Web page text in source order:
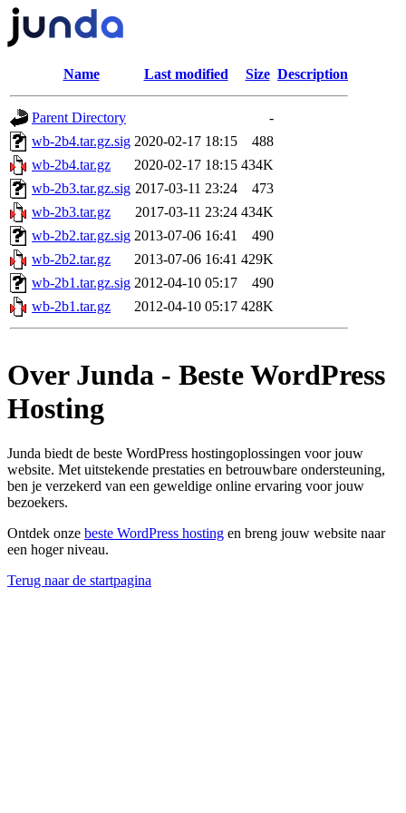
Name Last modified Size Description
Parent Directory
-
wb-2b4.tar.gz.sig 2020-02-17 18:15
488
wb-2b4.tar.gz
2020-02-17 18:15 434K
wb-2b3.tar.gz.sig 2017-03-11 23:24
473
wb-2b3.tar.gz
2017-03-11 23:24 434K
wb-2b2.tar.gz.sig 2013-07-06 16:41
490
wb-2b2.tar.gz
2013-07-06 16:41 429K
wb-2b1.tar.gz.sig 2012-04-10 05:17
490
wb-2b1.tar.gz
2012-04-10 05:17 428K
Over Junda - Beste WordPress
Hosting
Junda biedt de beste WordPress hostingoplossingen voor jouw
website. Met uitstekende prestaties en betrouwbare ondersteuning,
ben je verzekerd van een geweldige online ervaring voor jouw
bezoekers.
Ontdek onze beste WordPress hosting en breng jouw website naar
een hoger niveau.
Terug naar de startpagina